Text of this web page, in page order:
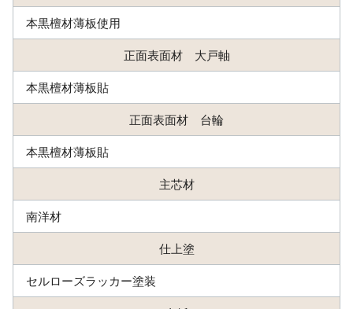
本黒檀材薄板使用
正面表面材 大戸軸
本黒檀材薄板貼
正面表面材 台輪
本黒檀材薄板貼
主芯材
南洋材
仕上塗
セルローズラッカー塗装